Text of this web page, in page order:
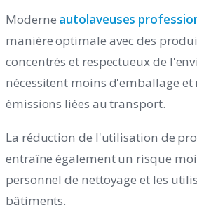
Moderne autolaveuses
manière optimale avec des
concentrés et respectueux de
nécessitent moins d'emballage et
émissions liées au transport.
La réduction de l'utilisation de
entraîne également un risque
personnel de nettoyage et les
bâtiments.